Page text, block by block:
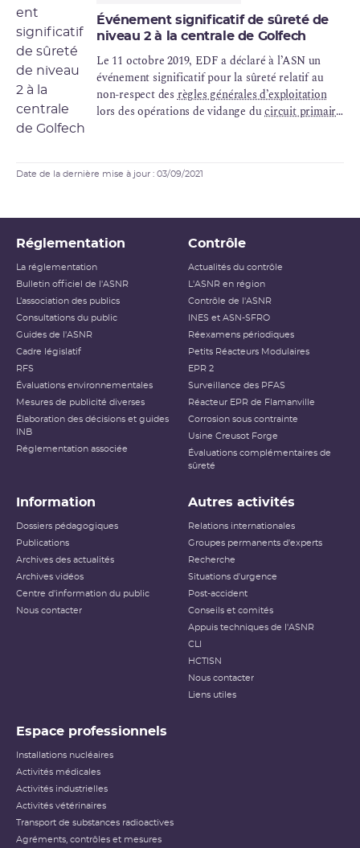
Événement significatif de sûreté de
niveau 2 à la centrale de Golfech
Le 11 octobre 2019, EDF a déclaré à l’ASN un
événement significatif pour la sûreté relatif au
non-respect des règles générales d’exploitation
lors des opérations de vidange ducircuit primaire
Date de la dernière mise à jour : 03/09/2021
Réglementation
La réglementation
Bulletin officiel de l'ASNR
L’association des publics
Consultations du public
Guides de l'ASNR
Cadre législatif
RFS
Évaluations environnementales
Mesures de publicité diverses
Élaboration des décisions et guides
INB
Réglementation associée
Contrôle
Actualités du contrôle
L'ASNR en région
Contrôle de l'ASNR
INES et ASN-SFRO
Réexamens périodiques
Petits Réacteurs Modulaires
EPR 2
Surveillance des PFAS
Réacteur EPR de Flamanville
Corrosion sous contrainte
Usine Creusot Forge
Évaluations complémentaires de
sûreté
Information
Dossiers pédagogiques
Publications
Archives des actualités
Archives vidéos
Centre d'information du public
Nous contacter
Autres activités
Relations internationales
Groupes permanents d'experts
Recherche
Situations d'urgence
Post-accident
Conseils et comités
Appuis techniques de l'ASNR
CLI
HCTISN
Nous contacter
Liens utiles
Espace professionnels
Installations nucléaires
Activités médicales
Activités industrielles
Activités vétérinaires
Transport de substances radioactives
Agréments, contrôles et mesures